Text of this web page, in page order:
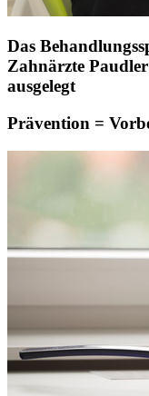
Das
Zahnärzte
ausgelegt
Prävention =